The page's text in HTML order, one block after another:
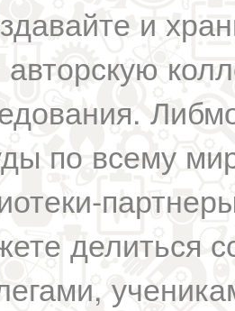
и
авторскую
по всему
делиться